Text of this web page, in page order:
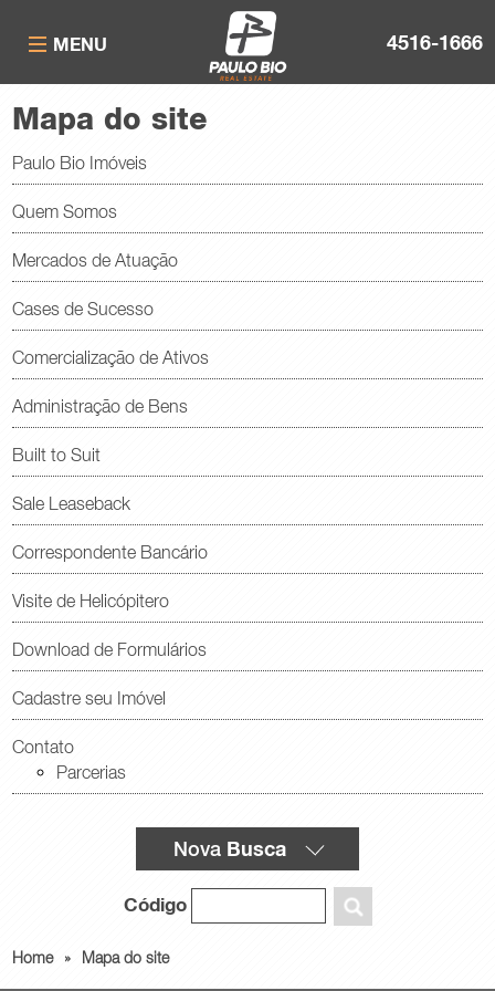
4516-1666
MENU
Mapa do site
Paulo Bio Imóveis
Quem Somos
Mercados de Atuação
Cases de Sucesso
Comercialização de Ativos
Administração de Bens
Built to Suit
Sale Leaseback
Correspondente Bancário
Visite de Helicópitero
Download de Formulários
Cadastre seu Imóvel
Contato
Parcerias
Nova Busca
Código
Home » Mapa do site